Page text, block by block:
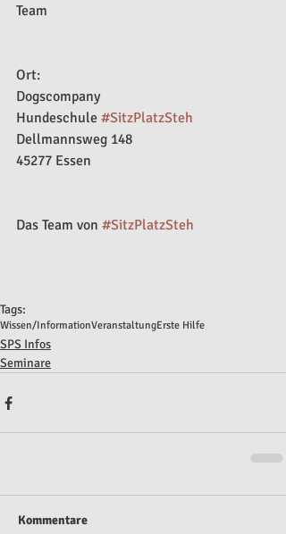
Team
Ort:
Dogscompany
Hundeschule #SitzPlatzSteh
Dellmannsweg 148
45277 Essen
Das Team von #SitzPlatzSteh
Tags:
Wissen/InformationVeranstaltungErste Hilfe
SPS Infos
Seminare
Kommentare